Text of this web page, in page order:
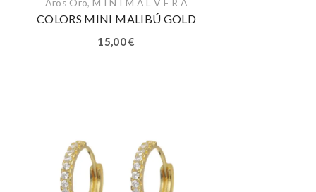
Aros Oro, M I N I M A L V E R A
COLORS MINI MALIBÚ GOLD
15,00€